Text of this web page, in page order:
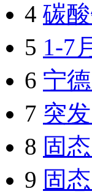
4 碳
5 1-7
6 宁
7 突
8 固
9 固